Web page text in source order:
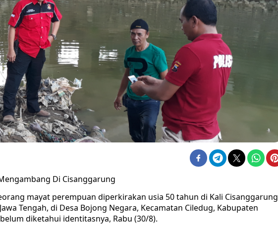
Di Cisanggarung
mayat perempuan diperkirakan usia 50 tahun di Kali Cisanggarung
Tengah, di Desa Bojong Negara, Kecamatan Ciledug, Kabupaten
diketahui identitasnya, Rabu (30/8).